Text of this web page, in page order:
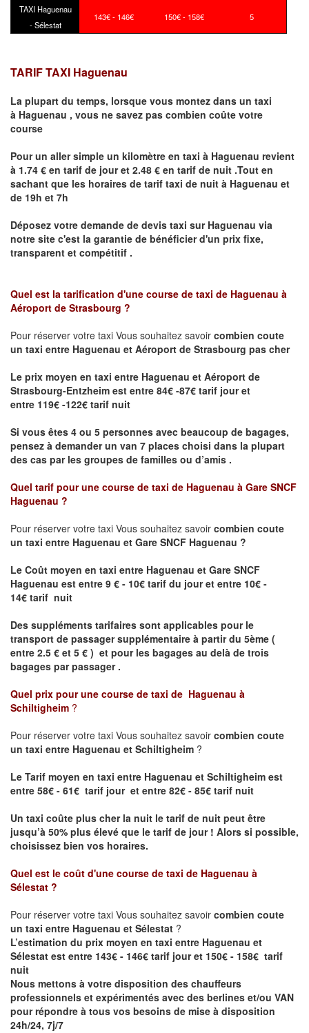
TAXI Haguenau
- Sélestat
143€ - 146€ 150€ - 158€ 5
TARIF TAXI Haguenau
La plupart du temps, lorsque vous montez dans un taxi
à Haguenau , vous ne savez pas combien coûte votre
course
Pour un aller simple un kilomètre en taxi à Haguenau revient
à 1.74 € en tarif de jour et 2.48 € en tarif de nuit .Tout en
sachant que les horaires de tarif taxi de nuit à Haguenau et
de 19h et 7h
Déposez votre demande de devis taxi sur Haguenau via
notre site c'est la garantie de bénéficier d'un prix fixe,
transparent et compétitif .
Quel est la tarification d'une course de taxi de Haguenau à
Aéroport de Strasbourg ?
Pour réserver votre taxi Vous souhaitez savoir combien coute
un taxi entre Haguenau et Aéroport de Strasbourg pas cher
Le prix moyen en taxi entre Haguenau et Aéroport de
Strasbourg-Entzheim est entre 84€ -87€ tarif jour et
entre 119€ -122€ tarif nuit
Si vous êtes 4 ou 5 personnes avec beaucoup de bagages,
pensez à demander un van 7 places choisi dans la plupart
des cas par les groupes de familles ou d’amis .
Quel tarif pour une course de taxi de Haguenau à Gare SNCF
Haguenau ?
Pour réserver votre taxi Vous souhaitez savoir combien coute
un taxi entre Haguenau et Gare SNCF Haguenau ?
Le Coût moyen en taxi entre Haguenau et Gare SNCF
Haguenau est entre 9 € - 10€ tarif du jour et entre 10€ -
14€ tarif nuit
Des suppléments tarifaires sont applicables pour le
transport de passager supplémentaire à partir du 5ème (
entre 2.5 € et 5 € ) et pour les bagages au delà de trois
bagages par passager .
Quel prix pour une course de taxi de Haguenau à
Schiltigheim ?
Pour réserver votre taxi Vous souhaitez savoir combien coute
un taxi entre Haguenau et Schiltigheim ?
Le Tarif moyen en taxi entre Haguenau et Schiltigheim est
entre 58€ - 61€ tarif jour et entre 82€ - 85€ tarif nuit
Un taxi coûte plus cher la nuit le tarif de nuit peut être
jusqu’à 50% plus élevé que le tarif de jour ! Alors si possible,
choisissez bien vos horaires.
Quel est le coût d'une course de taxi de Haguenau à
Sélestat ?
Pour réserver votre taxi Vous souhaitez savoir combien coute
un taxi entre Haguenau et Sélestat ?
L’estimation du prix moyen en taxi entre Haguenau et
Sélestat est entre 143€ - 146€ tarif jour et 150€ - 158€ tarif
nuit
Nous mettons à votre disposition des chauffeurs
professionnels et expérimentés avec des berlines et/ou VAN
pour répondre à tous vos besoins de mise à disposition
24h/24, 7j/7